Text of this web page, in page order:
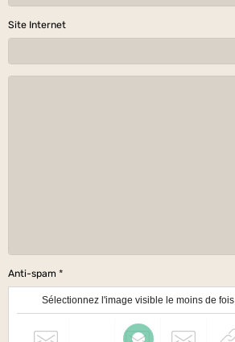
Site Internet
Anti-spam
Sélectionnez l'image visible le moins de fois